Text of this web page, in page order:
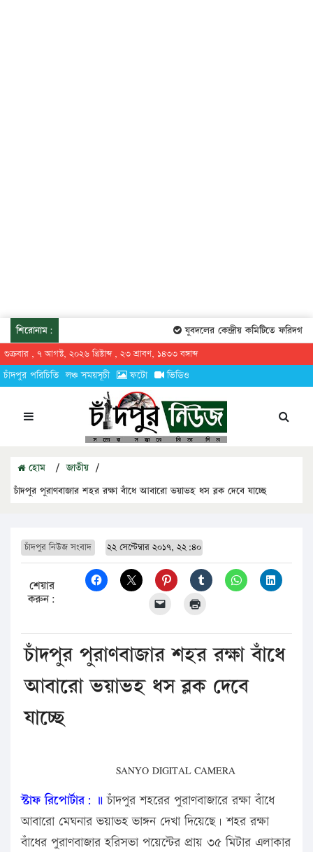
শিরোনাম: যুবদলের কেন্দ্রীয় কমিটিতে
শুক্রবার , ৭ আগস্ট, ২০২৬ খ্রিষ্টাব্দ , ২৩ শ্রাবণ, ১৪৩৩ বঙ্গাব্দ
চাঁদপুর পরিচিতি লঞ্চ সময়সূচী ফটো ভিডিও
হোম / জাতীয় /
চাঁদপুর পুরাণবাজার শহর রক্ষা বাঁধে আবারো ভয়াভহ ধস ব্লক দেবে যাচ্ছে
চাঁদপুর নিউজ সংবাদ ২২ সেপ্টেম্বার ২০১৭, ২২:৪০
শেয়ার
করুন:
চাঁদপুর পুরাণবাজার শহর রক্ষা বাঁধে
আবারো ভয়াভহ ধস ব্লক দেবে
যাচ্ছে
SANYO DIGITAL CAMERA
স্টাফ রিপোর্টার: ॥ চাঁদপুর শহরের পুরাণবাজারে রক্ষা বাঁধে
আবারো মেঘনার ভয়াভহ ভাঙ্গন দেখা দিয়েছে। শহর রক্ষা
বাঁধের পুরাণবাজার হরিসভা পয়েন্টের প্রায় ৩৫ মিটার এলাকার